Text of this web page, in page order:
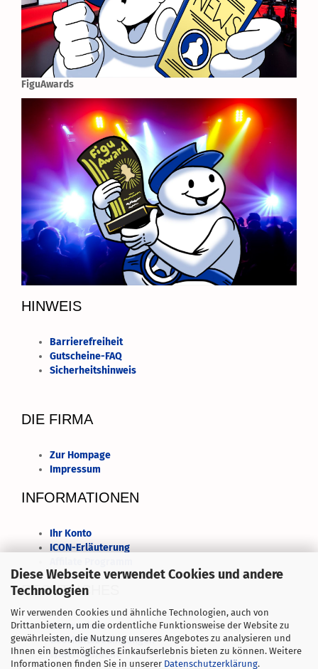
Diese Webseite verwendet Cookies und andere
Technologien
Wir verwenden Cookies und ähnliche Technologien, auch von
Drittanbietern, um die ordentliche Funktionsweise der Website zu
gewährleisten, die Nutzung unseres Angebotes zu analysieren und
Ihnen ein bestmögliches Einkaufserlebnis bieten zu können. Weitere
Informationen finden Sie in unserer Datenschutzerklärung.
FiguAwards
HINWEIS
Barrierefreiheit
Gutscheine-FAQ
Sicherheitshinweis
DIE FIRMA
Zur Hompage
Impressum
INFORMATIONEN
Ihr Konto
ICON-Erläuterung
RECHTLICHES
Datenschutz
Geschäftsbedingungen
Widerrufsrecht